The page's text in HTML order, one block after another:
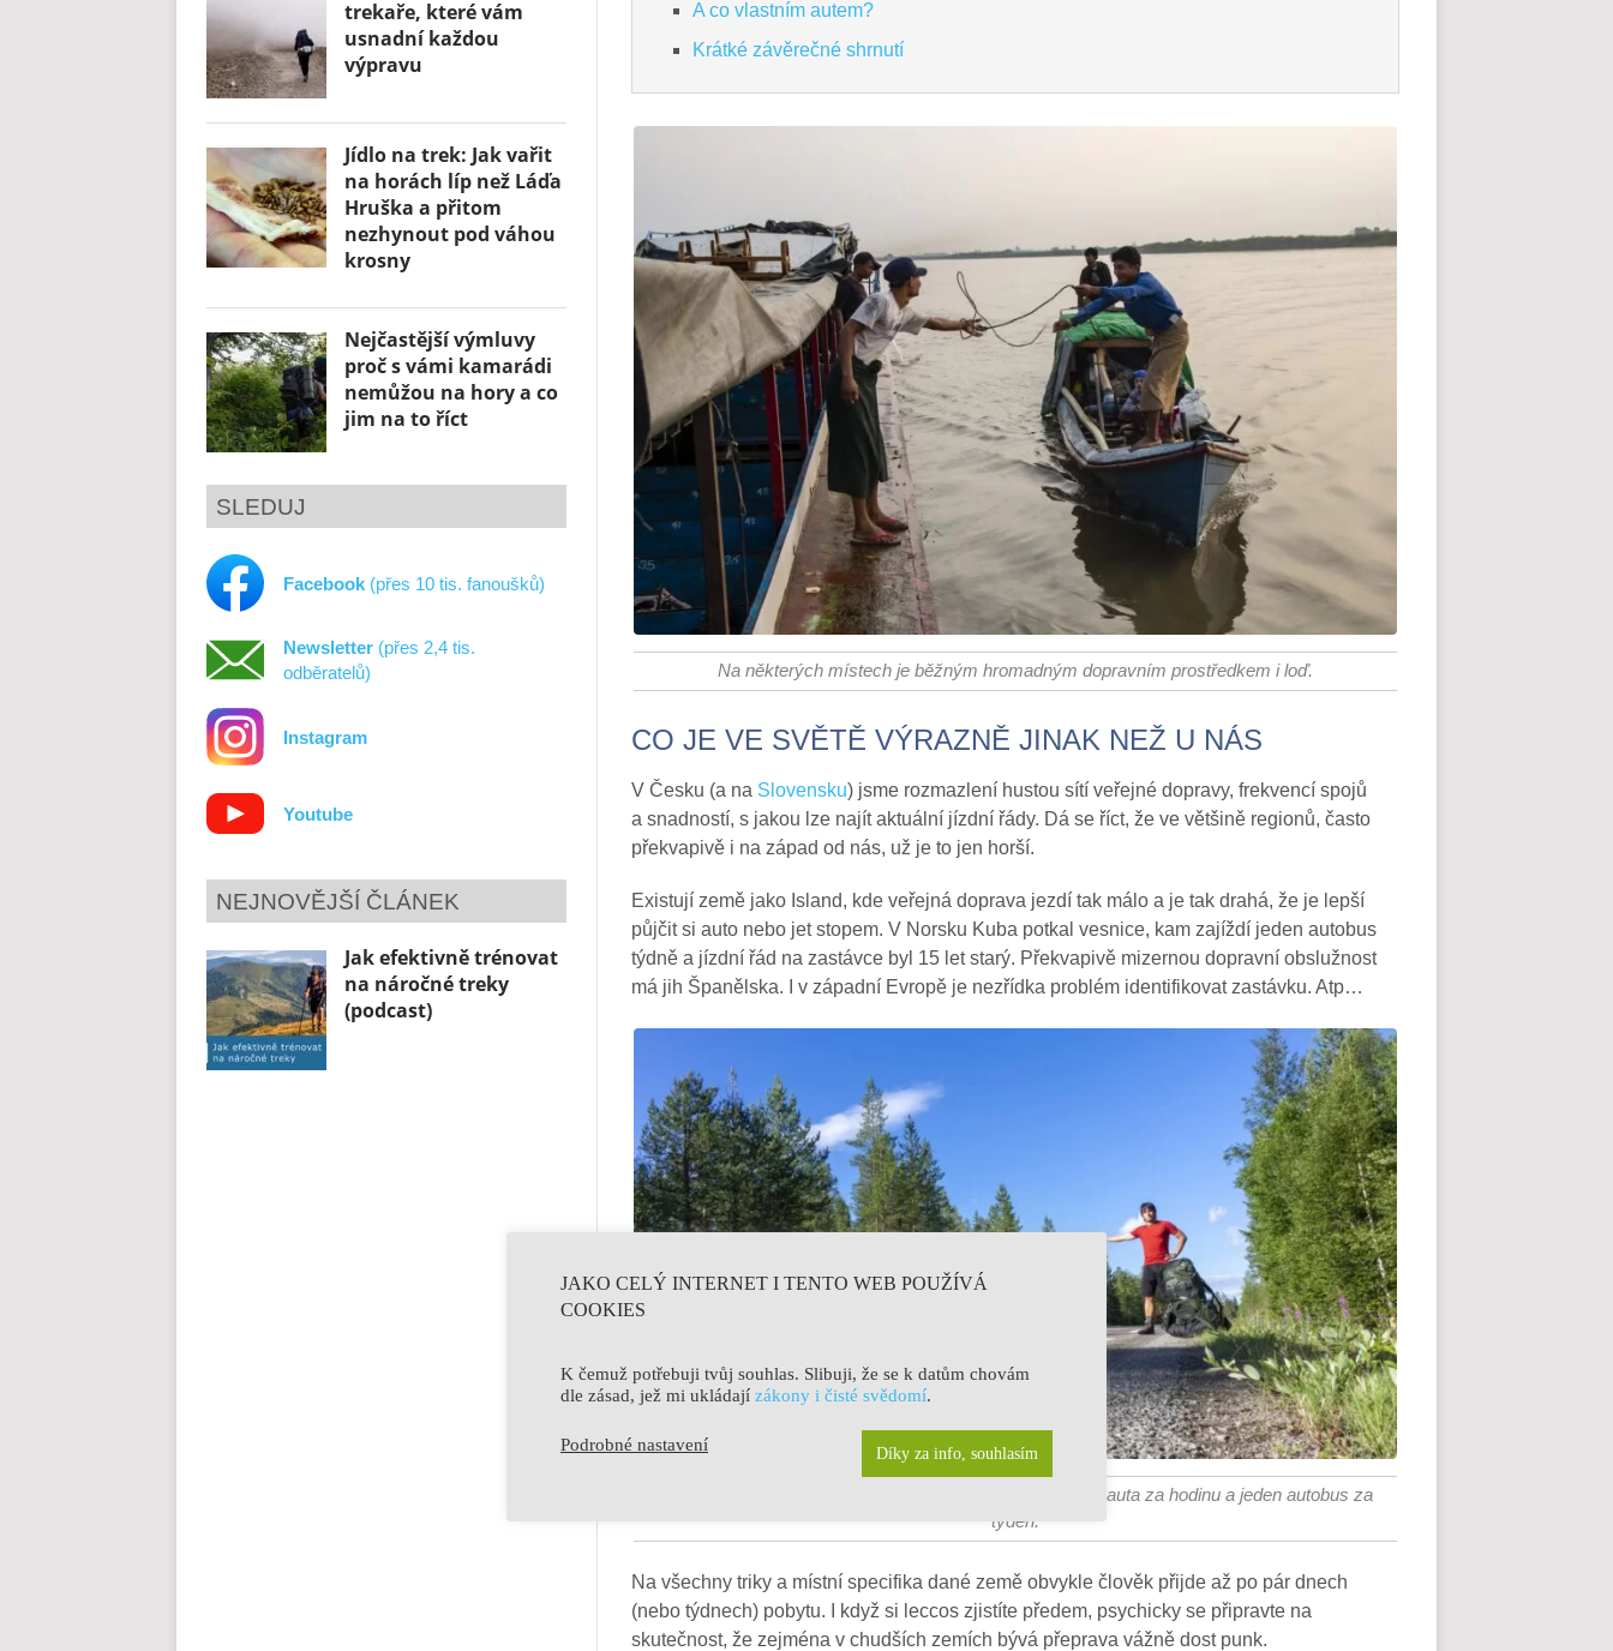
A co vlastním autem?
Krátké závěrečné shrnutí
Na některých místech je běžným hromadným dopravním prostředkem i loď.
CO JE VE SVĚTĚ VÝRAZNĚ JINAK NEŽ U NÁS
V Česku (a na Slovensku) jsme rozmazlení hustou sítí veřejné dopravy, frekvencí spojů
a snadností, s jakou lze najít aktuální jízdní řády. Dá se říct, že ve většině regionů, často
překvapivě i na západ od nás, už je to jen horší.
Existují země jako Island, kde veřejná doprava jezdí tak málo a je tak drahá, že je lepší
půjčit si auto nebo jet stopem. V Norsku Kuba potkal vesnice, kam zajíždí jeden autobus
týdně a jízdní řád na zastávce byl 15 let starý. Překvapivě mizernou dopravní obslužnost
má jih Španělska. I v západní Evropě je nezřídka problém identifikovat zastávku. Atp…
Na stopu v Norsku. Frekvence na této konkrétní cestě tři auta za hodinu a jeden autobus za
týden.
Na všechny triky a místní specifika dané země obvykle člověk přijde až po pár dnech
(nebo týdnech) pobytu. I když si leccos zjistíte předem, psychicky se připravte na
skutečnost, že zejména v chudších zemích bývá přeprava vážně dost punk.
trekaře, které vám
usnadní každou
výpravu
Jídlo na trek: Jak vařit
na horách líp než Láďa
Hruška a přitom
nezhynout pod váhou
krosny
Nejčastější výmluvy
proč s vámi kamarádi
nemůžou na hory a co
jim na to říct
SLEDUJ
Facebook (přes 10 tis. fanoušků)
Newsletter (přes 2,4 tis.
odběratelů)
Instagram
Youtube
NEJNOVĚJŠÍ ČLÁNEK
Jak efektivně trénovat
na náročné treky
(podcast)
JAKO CELÝ INTERNET I TENTO WEB POUŽÍVÁ
COOKIES
K čemuž potřebuji tvůj souhlas. Slibuji, že se k datům chovám
dle zásad, jež mi ukládají zákony i čisté svědomí.
Podrobné nastavení Díky za info, souhlasím